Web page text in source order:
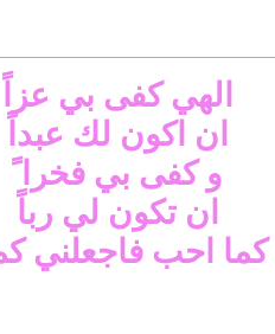
الهي كفى بي عزاً
ان اكون لك عبداً
و كفى بي فخرا ً
ان تكون لي رباً
كما احب فاجعلني